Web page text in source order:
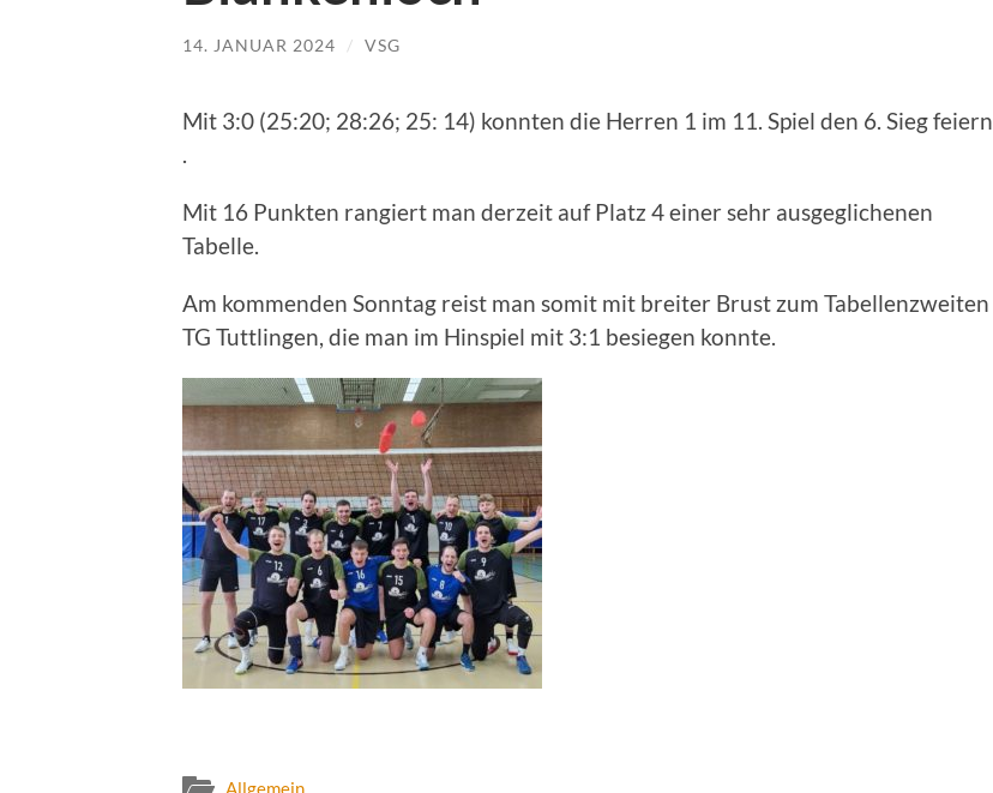
14. JANUAR 2024 / VSG
Mit 3:0 (25:20; 28:26; 25: 14) konnten die Herren 1 im 11. Spiel den 6. Sieg feiern
Mit 16 Punkten rangiert man derzeit auf Platz 4 einer sehr ausgeglichenen
Tabelle.
Am kommenden Sonntag reist man somit mit breiter Brust zum Tabellenzweiten
TG Tuttlingen, die man im Hinspiel mit 3:1 besiegen konnte.
Allgemein